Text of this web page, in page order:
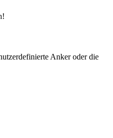
Anker oder die